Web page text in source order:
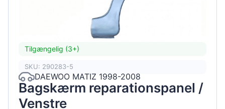
Tilgængelig (3+)
SKU: 290283-5
DAEWOO MATIZ 1998-2008
Bagskærm reparationspanel /
Venstre